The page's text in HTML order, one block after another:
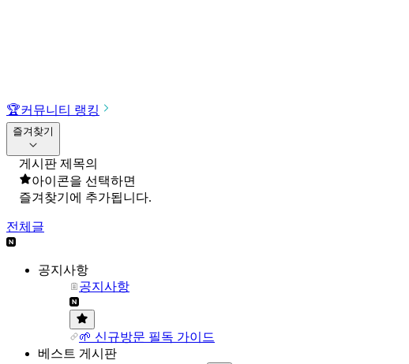
🏆커뮤니티 랭킹
즐겨찾기
게시판 제목의
아이콘을 선택하면
즐겨찾기에 추가됩니다.
전체글
공지사항
공지사항
🌱 신규방문 필독 가이드
베스트 게시판